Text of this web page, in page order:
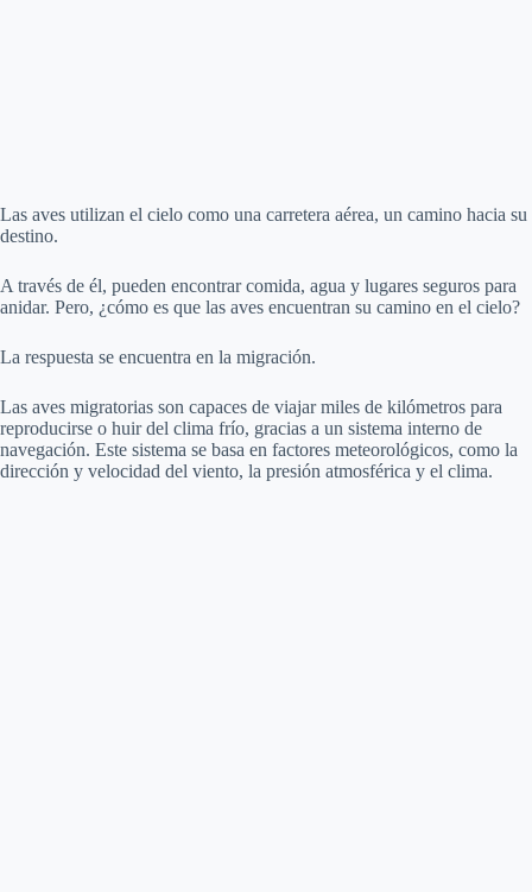
Las aves utilizan el cielo como una carretera aérea, un camino hacia su
destino.
A través de él, pueden encontrar comida, agua y lugares seguros para
anidar. Pero, ¿cómo es que las aves encuentran su camino en el cielo?
La respuesta se encuentra en la migración.
Las aves migratorias son capaces de viajar miles de kilómetros para
reproducirse o huir del clima frío, gracias a un sistema interno de
navegación. Este sistema se basa en factores meteorológicos, como la
dirección y velocidad del viento, la presión atmosférica y el clima.